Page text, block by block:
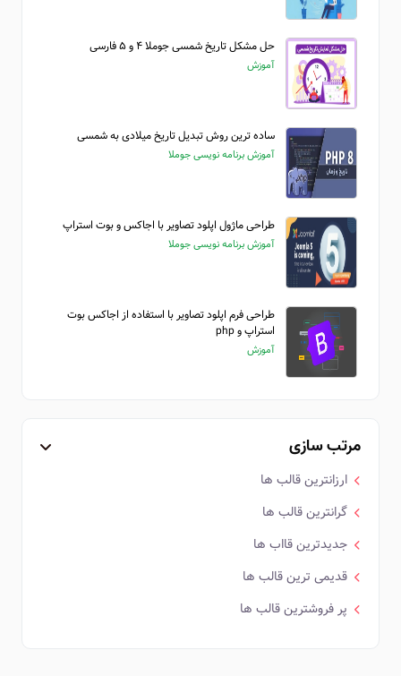
حل مشکل تاریخ شمسی جوملا ۴ و ۵ فارسی
آموزش
ساده ترین روش تبدیل تاریخ میلادی به شمسی
آموزش برنامه نویسی جوملا
طراحی ماژول اپلود تصاویر با اجاکس و بوت استراپ
آموزش برنامه نویسی جوملا
طراحی فرم اپلود تصاویر با استفاده از اجاکس بوت
استراپ و php
آموزش
مرتب سازی
ارزانترین قالب ها
گرانترین قالب ها
جدیدترین قااب ها
قدیمی ترین قالب ها
پر فروشترین قالب ها